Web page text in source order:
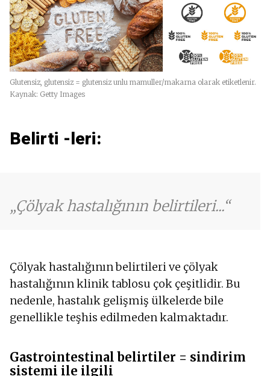
Glutensiz, glutensiz = glutensiz unlu mamuller/makarna olarak etiketlenir.
Kaynak: Getty Images
Belirti -leri:
Çölyak hastalığının belirtileri...
Çölyak hastalığının belirtileri ve çölyak
hastalığının klinik tablosu çok çeşitlidir. Bu
nedenle, hastalık gelişmiş ülkelerde bile
genellikle teşhis edilmeden kalmaktadır.
Gastrointestinal belirtiler = sindirim
sistemi ile ilgili